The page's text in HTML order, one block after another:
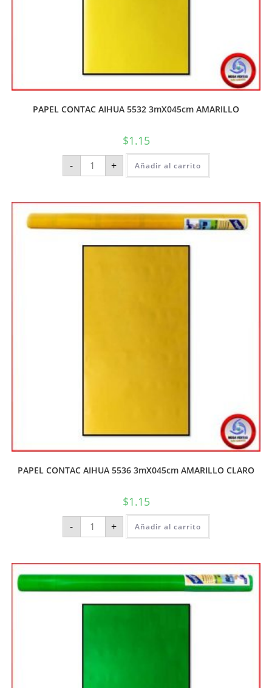
PAPEL CONTAC AIHUA 5532 3mX045cm AMARILLO
$1.15
- + Añadir al carrito
PAPEL CONTAC AIHUA 5536 3mX045cm AMARILLO CLARO
$1.15
- + Añadir al carrito